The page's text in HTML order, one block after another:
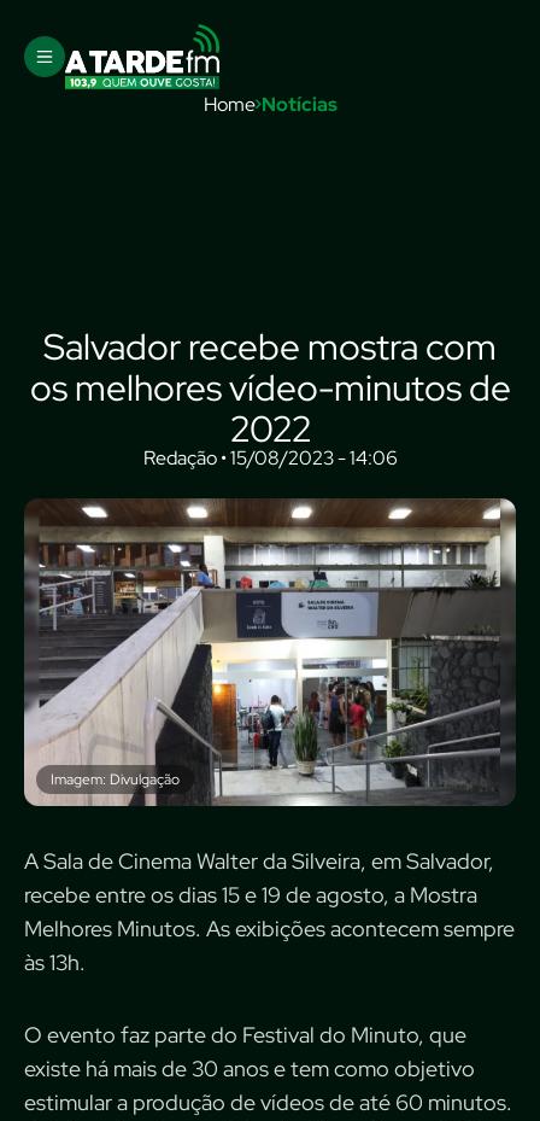
Home Notícias
Salvador recebe mostra com
os melhores vídeo-minutos de
2022
Redação • 15/08/2023 - 14:06
Imagem: Divulgação
A Sala de Cinema Walter da Silveira, em Salvador,
recebe entre os dias 15 e 19 de agosto, a Mostra
Melhores Minutos. As exibições acontecem sempre
às 13h.
O evento faz parte do Festival do Minuto, que
existe há mais de 30 anos e tem como objetivo
estimular a produção de vídeos de até 60 minutos.